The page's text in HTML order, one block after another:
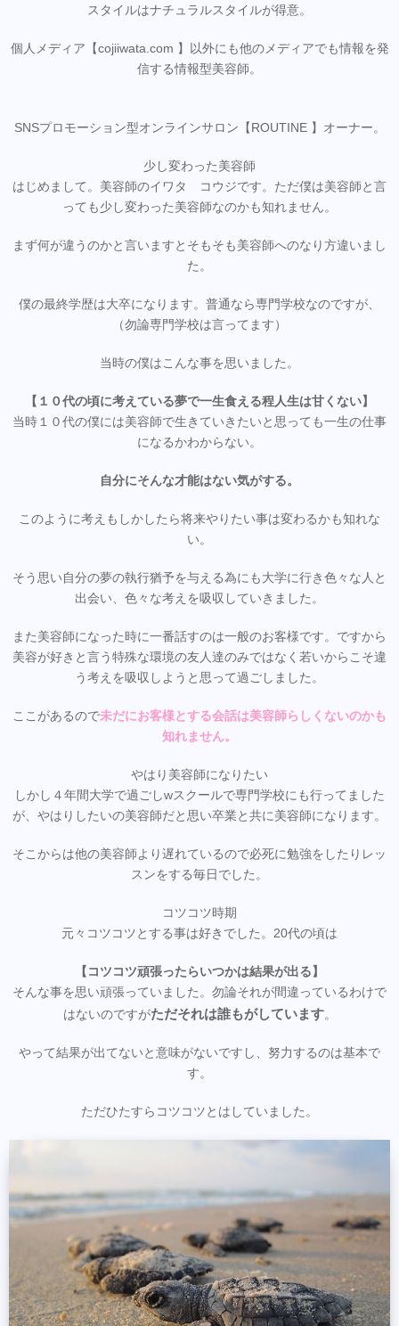
スタイルはナチュラルスタイルが得意。
個人メディア【cojiiwata.com 】以外にも他のメディアでも情報を発
信する情報型美容師。
SNSプロモーション型オンラインサロン【ROUTINE 】オーナー。
少し変わった美容師
はじめまして。美容師のイワタ コウジです。ただ僕は美容師と言
っても少し変わった美容師なのかも知れません。
まず何が違うのかと言いますとそもそも美容師へのなり方違いまし
た。
僕の最終学歴は大卒になります。普通なら専門学校なのですが、
（勿論専門学校は言ってます）
当時の僕はこんな事を思いました。
【１０代の頃に考えている夢で一生食える程人生は甘くない】
当時１０代の僕には美容師で生きていきたいと思っても一生の仕事
になるかわからない。
自分にそんな才能はない気がする。
このように考えもしかしたら将来やりたい事は変わるかも知れな
い。
そう思い自分の夢の執行猶予を与える為にも大学に行き色々な人と
出会い、色々な考えを吸収していきました。
また美容師になった時に一番話すのは一般のお客様です。ですから
美容が好きと言う特殊な環境の友人達のみではなく若いからこそ違
う考えを吸収しようと思って過ごしました。
ここがあるので未だにお客様とする会話は美容師らしくないのかも
知れません。
やはり美容師になりたい
しかし４年間大学で過ごしwスクールで専門学校にも行ってました
が、やはりしたいの美容師だと思い卒業と共に美容師になります。
そこからは他の美容師より遅れているので必死に勉強をしたりレッ
スンをする毎日でした。
コツコツ時期
元々コツコツとする事は好きでした。20代の頃は
【コツコツ頑張ったらいつかは結果が出る】
そんな事を思い頑張っていました。勿論それが間違っているわけで
はないのですがただそれは誰もがしています。
やって結果が出てないと意味がないですし、努力するのは基本で
す。
ただひたすらコツコツとはしていました。